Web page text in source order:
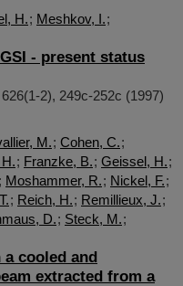
H.; Meshkov, I.;
- present status
626(1-2), 249c-252c (1997)
M.; Cohen, C.;
; Franzke, B.; Geissel, H.;
Moshammer, R.; Nickel, F.;
; Reich, H.; Remillieux, J.;
D.; Steck, M.;
cooled and
extracted from a